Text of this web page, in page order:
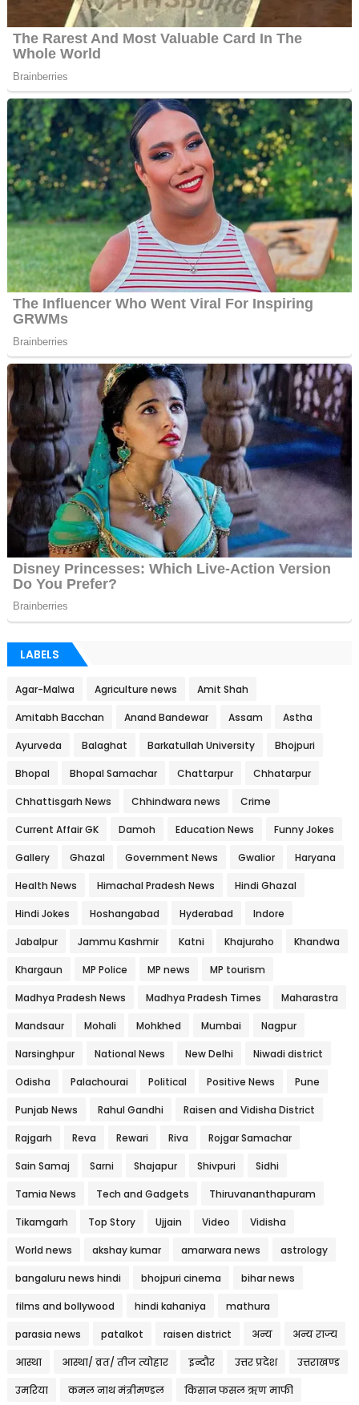
LABELS
Agar-Malwa Agriculture news Amit Shah
Amitabh Bacchan Anand Bandewar Assam Astha
Ayurveda Balaghat Barkatullah University Bhojpuri
Bhopal Bhopal Samachar Chattarpur Chhatarpur
Chhattisgarh News Chhindwara news Crime
Current Affair GK Damoh Education News Funny Jokes
Gallery Ghazal Government News Gwalior Haryana
Health News Himachal Pradesh News Hindi Ghazal
Hindi Jokes Hoshangabad Hyderabad Indore
Jabalpur Jammu Kashmir Katni Khajuraho Khandwa
Khargaun MP Police MP news MP tourism
Madhya Pradesh News Madhya Pradesh Times Maharastra
Mandsaur Mohali Mohkhed Mumbai Nagpur
Narsinghpur National News New Delhi Niwadi district
Odisha Palachourai Political Positive News Pune
Punjab News Rahul Gandhi Raisen and Vidisha District
Rajgarh Reva Rewari Riva Rojgar Samachar
Sain Samaj Sarni Shajapur Shivpuri Sidhi
Tamia News Tech and Gadgets Thiruvananthapuram
Tikamgarh Top Story Ujjain Video Vidisha
World news akshay kumar amarwara news astrology
bangaluru news hindi bhojpuri cinema bihar news
films and bollywood hindi kahaniya mathura
parasia news patalkot raisen district अन्य अन्य राज्य
आस्था आस्था/ व्रत/ तीज त्‍योहार इन्दौर उत्तर प्रदेश उत्तराखण्ड
उमरिया कमल नाथ मंत्रीमण्डल किसान फसल ऋण माफी